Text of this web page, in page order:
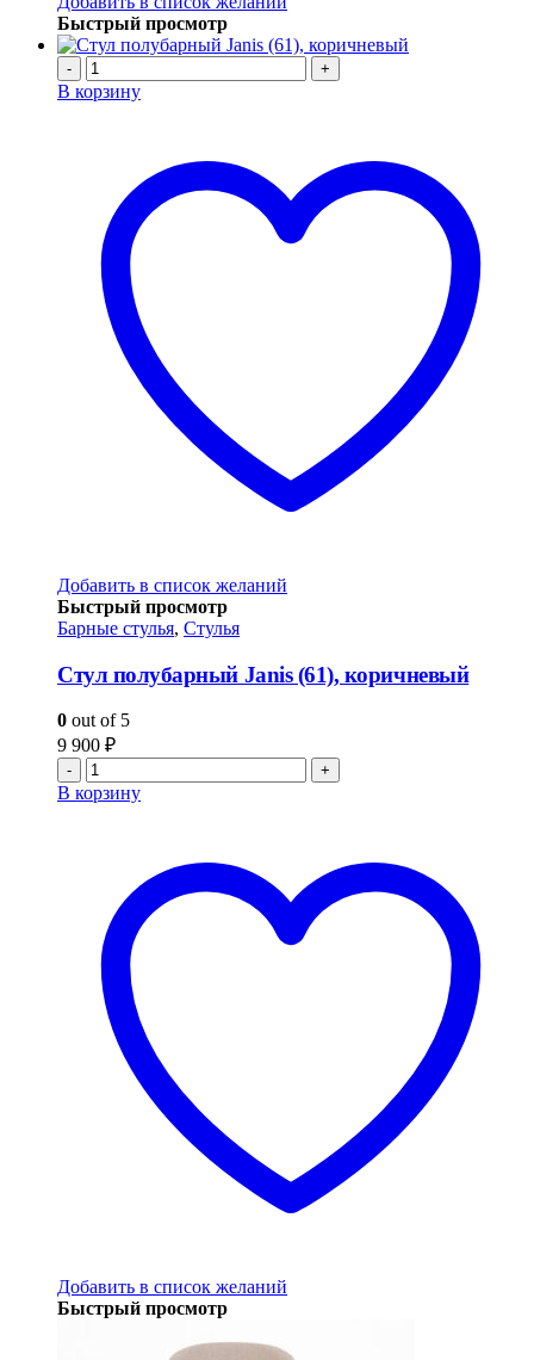
Быстрый просмотр
- +
В корзину
Добавить в список желаний
Быстрый просмотр
Барные стулья, Стулья
Стул полубарный Janis (61), коричневый
0 out of 5
9 900 ₽
- +
В корзину
Добавить в список желаний
Быстрый просмотр